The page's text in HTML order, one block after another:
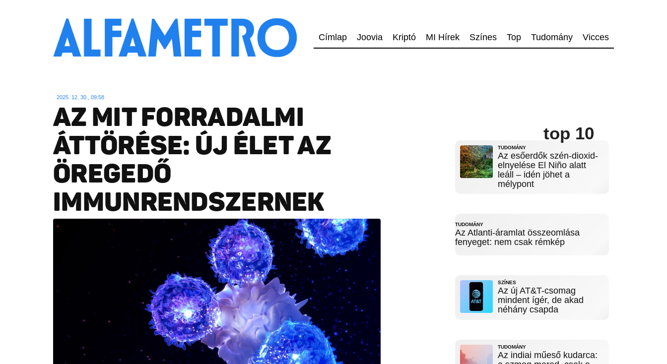
Címlap Joovia Kriptó MI Hírek Színes Top Tudomány Vicces
2025. 12. 30., 09:58
AZ MIT FORRADALMI
ÁTTÖRÉSE: ÚJ ÉLET AZ
ÖREGEDŐ
IMMUNRENDSZERNEK
top 10
TUDOMÁNY
Az esőerdők szén-dioxid-
elnyelése El Niño alatt
leáll – idén jöhet a
mélypont
TUDOMÁNY
Az Atlanti-áramlat összeomlása
fenyeget: nem csak rémkép
SZÍNES
Az új AT&T-csomag
mindent ígér, de akad
néhány csapda
TUDOMÁNY
Az indiai műeső kudarca: